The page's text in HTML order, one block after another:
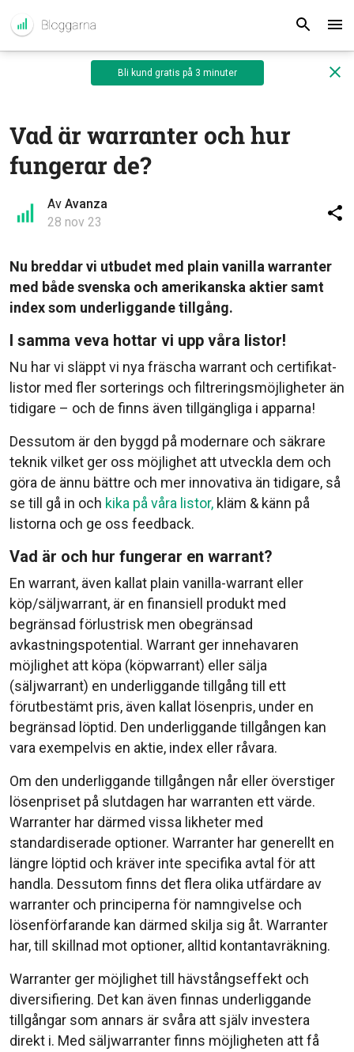
Bli kund gratis på 3 minuter
Vad är warranter och hur
fungerar de?
Av Avanza
28 nov 23
Nu breddar vi utbudet med plain vanilla warranter
med både svenska och amerikanska aktier samt
index som underliggande tillgång.
I samma veva hottar vi upp våra listor!
Nu har vi släppt vi nya fräscha warrant och certifikat-
listor med fler sorterings och filtreringsmöjligheter än
tidigare – och de finns även tillgängliga i apparna!
Dessutom är den byggd på modernare och säkrare
teknik vilket ger oss möjlighet att utveckla dem och
göra de ännu bättre och mer innovativa än tidigare, så
se till gå in och kika på våra listor, kläm & känn på
listorna och ge oss feedback.
Vad är och hur fungerar en warrant?
En warrant, även kallat plain vanilla-warrant eller
köp/säljwarrant, är en finansiell produkt med
begränsad förlustrisk men obegränsad
avkastningspotential. Warrant ger innehavaren
möjlighet att köpa (köpwarrant) eller sälja
(säljwarrant) en underliggande tillgång till ett
förutbestämt pris, även kallat lösenpris, under en
begränsad löptid. Den underliggande tillgången kan
vara exempelvis en aktie, index eller råvara.
Om den underliggande tillgången når eller överstiger
lösenpriset på slutdagen har warranten ett värde.
Warranter har därmed vissa likheter med
standardiserade optioner. Warranter har generellt en
längre löptid och kräver inte specifika avtal för att
handla. Dessutom finns det flera olika utfärdare av
warranter och principerna för namngivelse och
lösenförfarande kan därmed skilja sig åt. Warranter
har, till skillnad mot optioner, alltid kontantavräkning.
Warranter ger möjlighet till hävstångseffekt och
diversifiering. Det kan även finnas underliggande
tillgångar som annars är svåra att själv investera
direkt i. Med säljwarranter finns möjligheten att få